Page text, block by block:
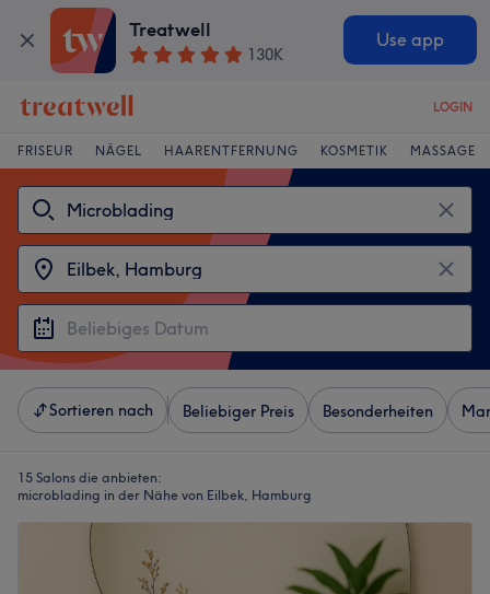
Treatwell
130K
Use app
LOGIN
FRISEUR NÄGEL HAARENTFERNUNG KOSMETIK MASSAGE
Sortieren nach Beliebiger Preis Besonderheiten
15 Salons die anbieten:
microblading in der Nähe von Eilbek, Hamburg